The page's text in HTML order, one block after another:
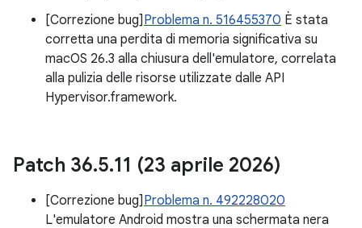
[Correzione bug] Problema n. 516455370 È stata
corretta una perdita di memoria significativa su
macOS 26.3 alla chiusura dell'emulatore, correlata
alla pulizia delle risorse utilizzate dalle API
Hypervisor.framework.
Patch 36.5.11 (23 aprile 2026)
[Correzione bug] Problema n. 492228020
L'emulatore Android mostra una schermata nera